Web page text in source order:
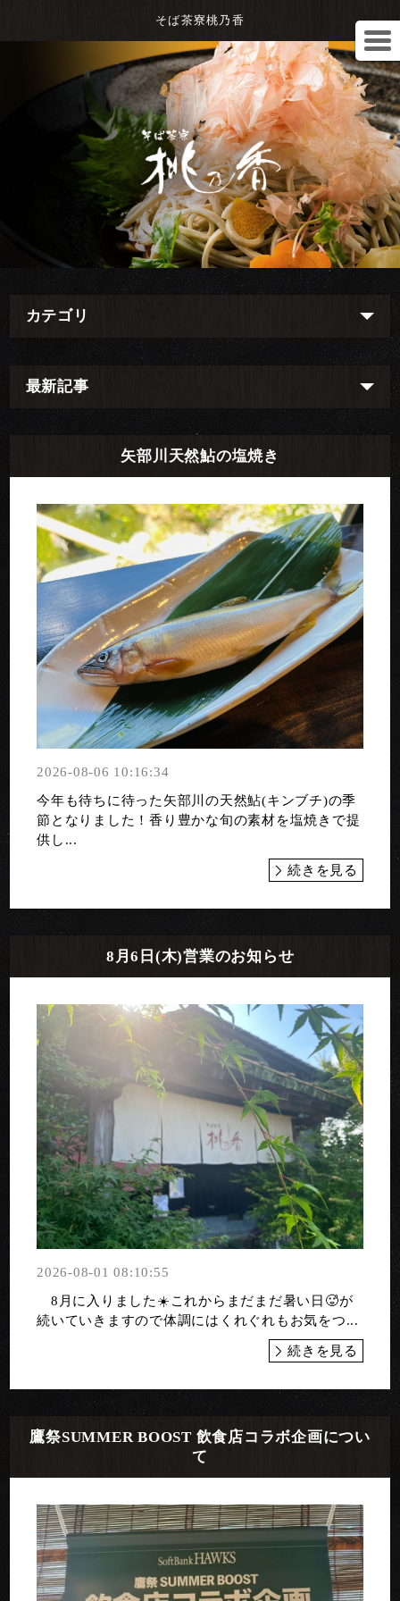
そば茶寮桃乃香
カテゴリ
最新記事
矢部川天然鮎の塩焼き
2026-08-06 10:16:34
今年も待ちに待った矢部川の天然鮎(キンブチ)の季
節となりました！香り豊かな旬の素材を塩焼きで提
供し...
続きを見る
8月6日(木)営業のお知らせ
2026-08-01 08:10:55
8月に入りました☀️これからまだまだ暑い日🥵が
続いていきますので体調にはくれぐれもお気をつ...
続きを見る
鷹祭SUMMER BOOST 飲食店コラボ企画につい
て